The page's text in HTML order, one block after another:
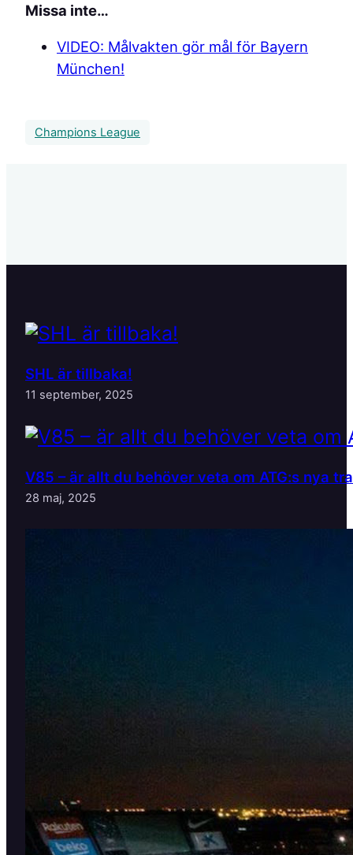
Missa inte…
VIDEO: Målvakten gör mål för Bayern
München!
Champions League
SHL är tillbaka!
11 september, 2025
V85 – är allt du behöver veta om ATG:s nya
28 maj, 2025